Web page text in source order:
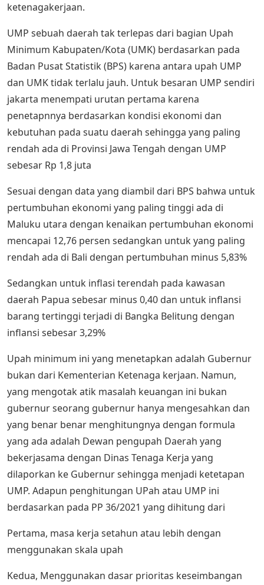
ketenagakerjaan.
UMP sebuah daerah tak terlepas dari bagian Upah
Minimum Kabupaten/Kota (UMK) berdasarkan pada
Badan Pusat Statistik (BPS) karena antara upah UMP
dan UMK tidak terlalu jauh. Untuk besaran UMP sendiri
jakarta menempati urutan pertama karena
penetapnnya berdasarkan kondisi ekonomi dan
kebutuhan pada suatu daerah sehingga yang paling
rendah ada di Provinsi Jawa Tengah dengan UMP
sebesar Rp 1,8 juta
Sesuai dengan data yang diambil dari BPS bahwa untuk
pertumbuhan ekonomi yang paling tinggi ada di
Maluku utara dengan kenaikan pertumbuhan ekonomi
mencapai 12,76 persen sedangkan untuk yang paling
rendah ada di Bali dengan pertumbuhan minus 5,83%
Sedangkan untuk inflasi terendah pada kawasan
daerah Papua sebesar minus 0,40 dan untuk inflansi
barang tertinggi terjadi di Bangka Belitung dengan
inflansi sebesar 3,29%
Upah minimum ini yang menetapkan adalah Gubernur
bukan dari Kementerian Ketenaga kerjaan. Namun,
yang mengotak atik masalah keuangan ini bukan
gubernur seorang gubernur hanya mengesahkan dan
yang benar benar menghitungnya dengan formula
yang ada adalah Dewan pengupah Daerah yang
bekerjasama dengan Dinas Tenaga Kerja yang
dilaporkan ke Gubernur sehingga menjadi ketetapan
UMP. Adapun penghitungan UPah atau UMP ini
berdasarkan pada PP 36/2021 yang dihitung dari
Pertama, masa kerja setahun atau lebih dengan
menggunakan skala upah
Kedua, Menggunakan dasar prioritas keseimbangan